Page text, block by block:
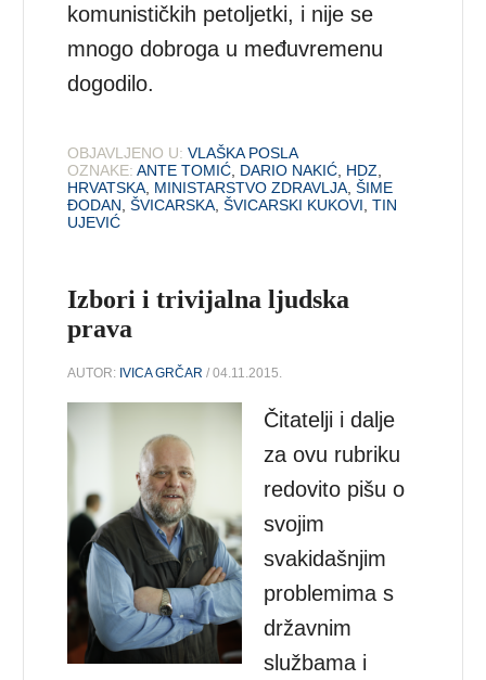
komunističkih petoljetki, i nije se
mnogo dobroga u međuvremenu
dogodilo.
OBJAVLJENO U: VLAŠKA POSLA
OZNAKE: ANTE TOMIĆ DARIO NAKIĆ HDZ
HRVATSKA MINISTARSTVO ZDRAVLJA ,ŠIME
ĐODAN ,ŠVICARSKA ,ŠVICARSKI KUKOVI ,TIN
UJEVIĆ
Izbori i trivijalna ljudska
prava
AUTOR: IVICA GRČAR / 04.11.2015.
Čitatelji i dalje
za ovu rubriku
redovito pišu o
svojim
svakidašnjim
problemima s
državnim
službama i